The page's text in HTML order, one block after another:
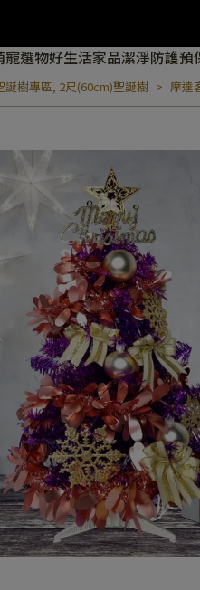
寵選物好生活家品潔淨防護預
誕樹專區, 2尺(60cm)聖誕樹 摩達